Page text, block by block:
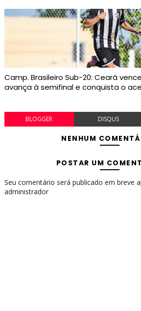
Camp. Brasileiro Sub-20: Ceará
avança à semifinal e conquista o
BLOGGER DISQUS
NENHUM
POSTAR UM
Seu comentário será publicado em breve
administrador